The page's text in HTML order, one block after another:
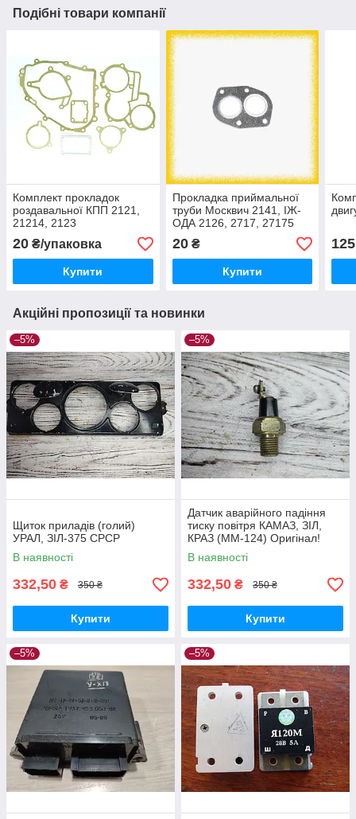
Подібні товари компанії
Комплект прокладок
роздавальної КПП 2121,
21214, 2123
20 ₴/упаковка
Купити
Прокладка приймальної
труби Москвич 2141, ІЖ-
ОДА 2126, 2717, 27175
20₴
Купити
125
Акційні пропозиції та новинки
–5%
Щиток приладів (голий)
УРАЛ, ЗІЛ-375 СРСР
В наявності
332,50 ₴ 350 ₴
Купити
–5%
Датчик аварійного падіння
тиску повітря КАМАЗ, ЗІЛ,
КРАЗ (ММ-124) Оригінал!
В наявності
332,50 ₴ 350 ₴
Купити
–5% –5%